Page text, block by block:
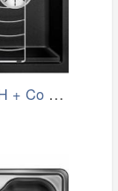
BLANCO GmbH + Co KG Granitový dřez…